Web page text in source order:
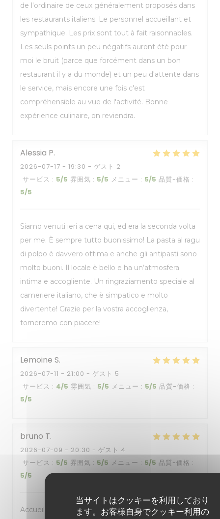
当サイトはクッキーを利用しており
ます。お客様自身でクッキー利用の
de l'ordinaire de ceux généralement proposés dans
les restaurants italiens. Le personnel accueillant et
sympathique. Les prix sont tout à fait raisonnables.
Les seuls points un peu négatifs auront été pour
moi le bruit (parce que forcément dans un bon
restaurant il y a du monde) et un peu d'attente dans
le service, mais encore une fois c'est
compréhensible au vue de l'activité. Bonne
expérience culinaire, on reviendra.
Alessia P
2026-07-17 - 19:30 - ゲスト 2
サービス : 5/5 雰囲気 : 5/5 メニュー : 5/5 品質-価格 :
5/5
Siamo venuti ieri a cena qui, ed era la seconda volta
per me. È sempre tutto buonissimo! La pasta al ragu
di polpo è davvero ottima e anche gli antipasti sono
molto buoni. Il locale è bello e ha un’atmosfera
intima e accogliente. Un ringraziamento speciale al
cameriere italiano, che è simpatico e molto
divertente! Grazie per la vostra accoglienza,
torneremo con piacere!
Lemoine S
2026-07-11 - 21:00 - ゲスト 5
サービス : 4/5 雰囲気 : 5/5 メニュー : 5/5 品質-価格 :
5/5
bruno T
2026-07-09 - 20:30 - ゲスト 4
サービス : 5/5 雰囲気 : 5/5 メニュー : 5/5 品質-価格 :
5/5
Accueil et service impeccable, cuisine au top. Va